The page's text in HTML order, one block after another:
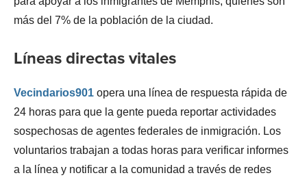
más del 7% de la población de la ciudad.
Líneas directas vitales
Vecindarios901 opera una línea de respuesta rápida de
24 horas para que la gente pueda reportar actividades
sospechosas de agentes federales de inmigración. Los
voluntarios trabajan a todas horas para verificar informes
a la línea y notificar a la comunidad a través de redes